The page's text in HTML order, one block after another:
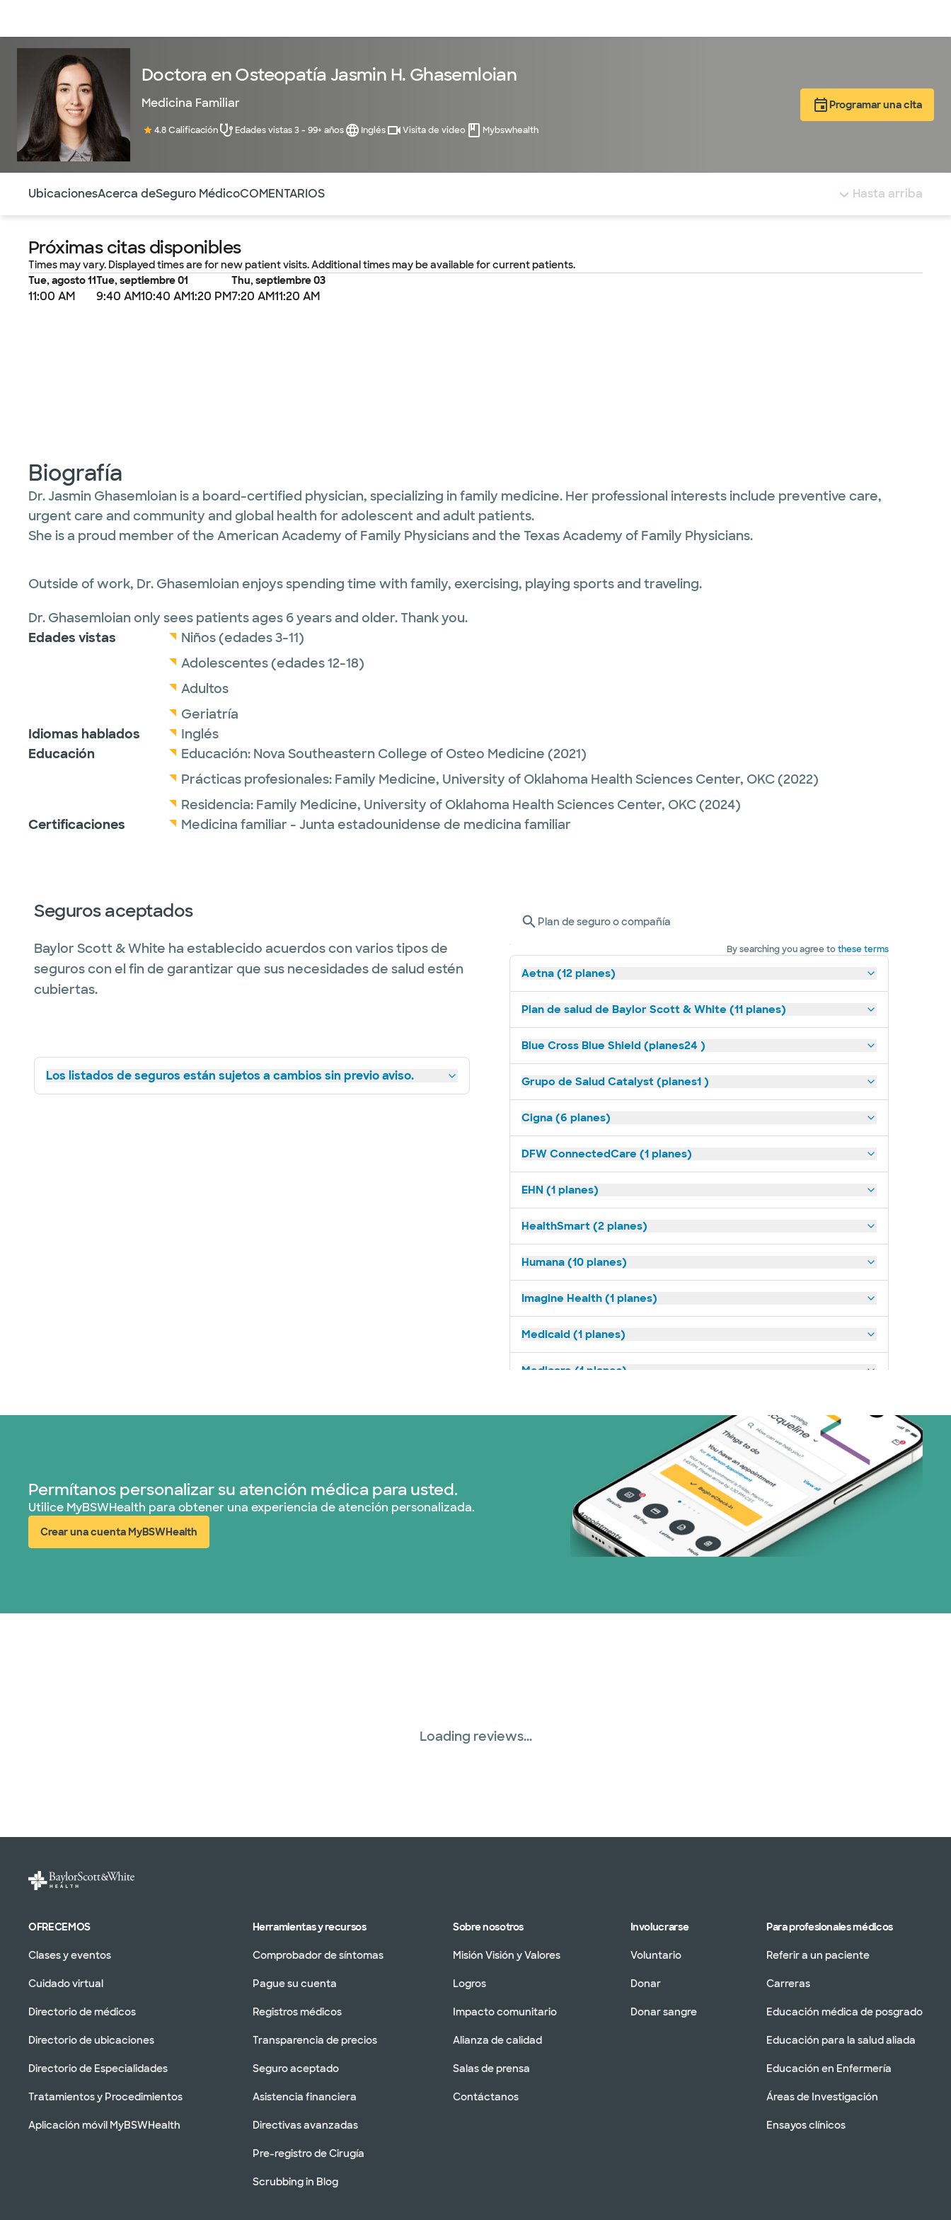
Doctora en Osteopatía Jasmin H. Ghasemloian
Medicina Familiar
4.8 Calificación Edades vistas 3 - 99+ años Inglés Visita de video Mybswhealth
Programar una cita
UbicacionesAcerca deSeguro MédicoCOMENTARIOS Hasta arriba
Próximas citas disponibles
Times may vary. Displayed times are for new patient visits. Additional times may be available for current patients.
Tue, agosto 11
11:00 AM
Tue, septiembre 01
9:40 AM10:40 AM1:20 PM
Thu, septiembre 03
7:20 AM11:20 AM
Biografía
Dr. Jasmin Ghasemloian is a board-certified physician, specializing in family medicine. Her professional interests include preventive care,
urgent care and community and global health for adolescent and adult patients.
She is a proud member of the American Academy of Family Physicians and the Texas Academy of Family Physicians.
Outside of work, Dr. Ghasemloian enjoys spending time with family, exercising, playing sports and traveling.
Dr. Ghasemloian only sees patients ages 6 years and older. Thank you.
Edades vistas
Niños (edades 3-11)
Adolescentes (edades 12-18)
Adultos
Geriatría
Idiomas hablados
Inglés
Educación
Educación: Nova Southeastern College of Osteo Medicine (2021)
Prácticas profesionales: Family Medicine, University of Oklahoma Health Sciences Center, OKC(2022)
Residencia: Family Medicine, University of Oklahoma Health Sciences Center, OKC(2024)
Certificaciones
Medicina familiar - Junta estadounidense de medicina familiar
Seguros aceptados
Baylor Scott & White ha establecido acuerdos con varios tipos de
seguros con el fin de garantizar que sus necesidades de salud estén
cubiertas.
Los listados de seguros están sujetos a cambios sin previo aviso.
Plan de seguro o compañía
By searching you agree tothese terms
Aetna (12 planes)
Plan de salud de Baylor Scott & White (11 planes)
Blue Cross Blue Shield (planes24 )
Grupo de Salud Catalyst (planes1 )
Cigna (6 planes)
DFW ConnectedCare (1 planes)
EHN (1 planes)
HealthSmart (2 planes)
Humana (10 planes)
Imagine Health (1 planes)
Medicaid (1 planes)
Medicare (1 planes)
Prism Electric (1 planes)
Plan de Salud Superior (3 planes)
United HealthCare (28 planes)
Permítanos personalizar su atención médica para usted.
Utilice MyBSWHealth para obtener una experiencia de atención personalizada.
Crear una cuenta MyBSWHealth
(abre en ventana nueva)
Loading reviews...
OFRECEMOS
Clases y eventos
Cuidado virtual
Directorio de médicos
Directorio de ubicaciones
Directorio de Especialidades
Tratamientos y Procedimientos
Aplicación móvil MyBSWHealth
Herramientas y recursos
Comprobador de síntomas
Pague su cuenta
Registros médicos
Transparencia de precios
Seguro aceptado
Asistencia financiera
Directivas avanzadas
Pre-registro de Cirugía
Scrubbing in Blog
Sobre nosotros
Misión Visión y Valores
Logros
Impacto comunitario
Alianza de calidad
Salas de prensa
Contáctanos
Involucrarse
Voluntario
Donar
Donar sangre
Para profesionales médicos
Referir a un paciente
Carreras
Educación médica de posgrado
Educación para la salud aliada
Educación en Enfermería
Áreas de Investigación
Ensayos clínicos